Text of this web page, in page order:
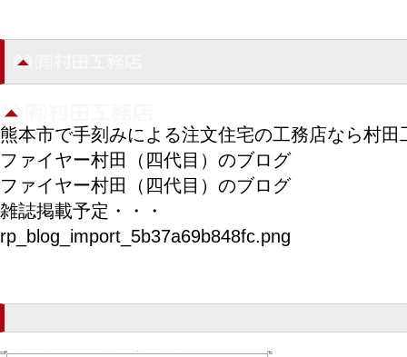
熊本市で手刻みによる注文住宅の工務店なら村田
ファイヤー村田（四代目）のブログ
ファイヤー村田（四代目）のブログ
雑誌掲載予定・・・
rp_blog_import_5b37a69b848fc.png